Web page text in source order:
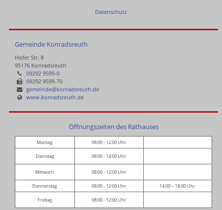
Datenschutz
Gemeinde Konradsreuth
Hofer Str. 8
95176 Konradsreuth
09292 9599-0
09292 9599-70
gemeinde@konradsreuth.de
www.konradsreuth.de
Öffnungszeiten des Rathauses
Montag 08:00 - 12:00 Uhr
Dienstag 08:00 - 14:00 Uhr
Mittwoch 08:00 - 12:00 Uhr
Donnerstag 08:00 - 12:00 Uhr 14:00 – 18:00 Uhr
Freitag 08:00 - 12:00 Uhr